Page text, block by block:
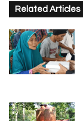
Related Articles